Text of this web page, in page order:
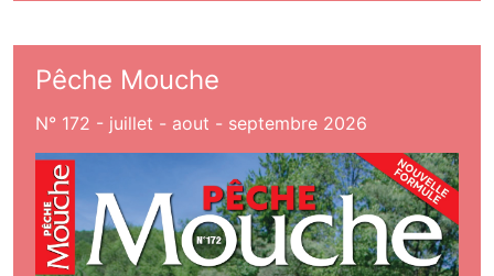
Pêche Mouche
N° 172 - juillet - aout - septembre 2026